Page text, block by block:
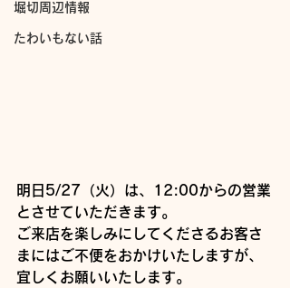
堀切周辺情報
たわいもない話
明日5/27（火）は、12:00からの営業
とさせていただきます。
ご来店を楽しみにしてくださるお客さ
まにはご不便をおかけいたしますが、
宜しくお願いいたします。